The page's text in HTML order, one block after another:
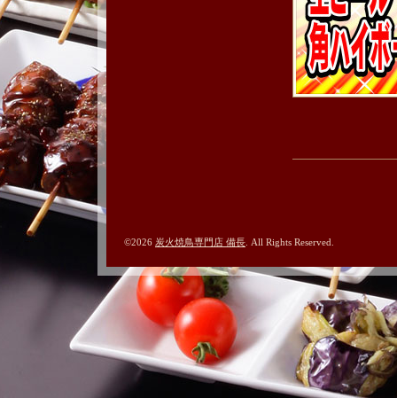
©2026 炭火焼鳥専門店 備長 . All Rights Reserved.